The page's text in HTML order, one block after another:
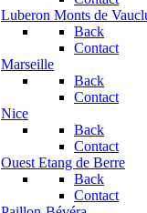
Luberon Monts de
Back
Contact
Marseille
Back
Contact
Nice
Back
Contact
Ouest Etang de Berre
Back
Contact